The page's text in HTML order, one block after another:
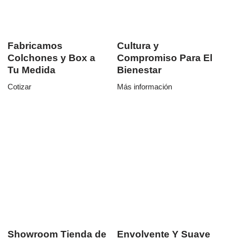
Fabricamos
Colchones y Box a
Tu Medida
Cotizar
Cultura y
Compromiso Para El
Bienestar
Más información
Showroom Tienda de
Envolvente Y Suave